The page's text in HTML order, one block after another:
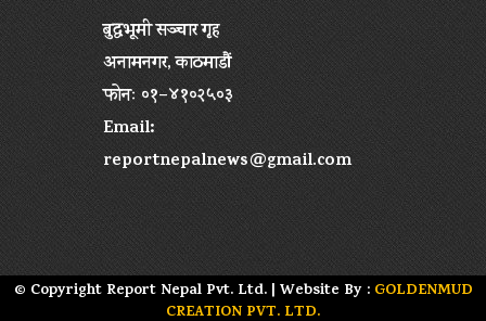
बुद्धभूमी सञ्चार गृह
अनामनगर, काठमाडौं
फोनः ०१–४१०२५०३
Email:
reportnepalnews@gmail.com
© Copyright Report Nepal Pvt. Ltd. | Website By : GOLDENMUD
CREATION PVT. LTD.